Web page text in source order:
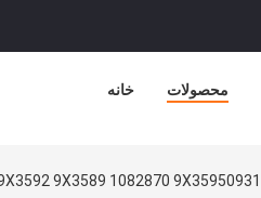
خانه محصولات